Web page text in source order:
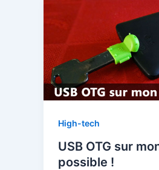
High-tech
USB OTG sur
possible !